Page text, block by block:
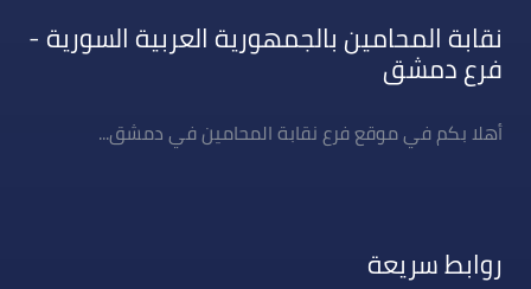
نقابة المحامين بالجمهورية العربية السورية -
فرع دمشق
أهلا بكم في موقع فرع نقابة المحامين في دمشق...
روابط سريعة